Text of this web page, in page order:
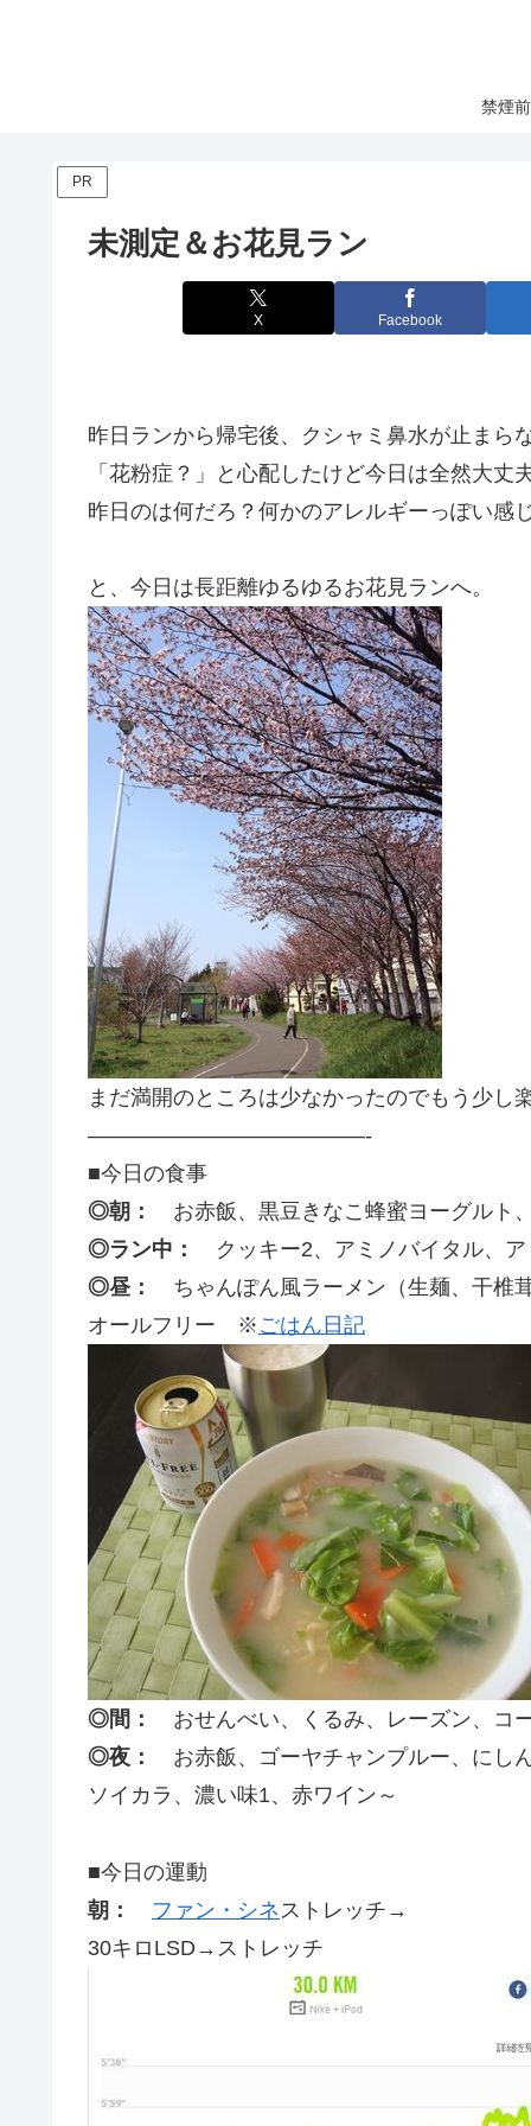
禁煙
PR
未測定＆お花見ラン
X Facebook
昨日ランから帰宅後、クシャミ鼻水が止まら
「花粉症？」と心配したけど今日は全然大丈
昨日のは何だろ？何かのアレルギーっぽい感
と、今日は長距離ゆるゆるお花見ランへ。
まだ満開のところは少なかったのでもう少し
—————————————-
■今日の食事
◎朝：
お赤飯、黒豆きなこ蜂蜜ヨーグルト
◎ラン中：
クッキー2、アミノバイタル、
◎昼：
ちゃんぽん風ラーメン（生麺、干椎
オールフリー ※ ごはん日記
◎間：
おせんべい、くるみ、レーズン、コ
◎夜：
お赤飯、ゴーヤチャンプルー、にし
ソイカラ、濃い味1、赤ワイン～
■今日の運動
朝：
ファン・シネ ストレッチ→
30キロLSD→ストレッチ